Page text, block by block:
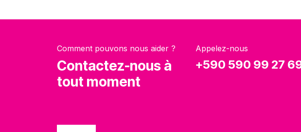
Comment pouvons nous aider ?
Contactez-nous à
tout moment
Appelez-nous
+590 590 99 27